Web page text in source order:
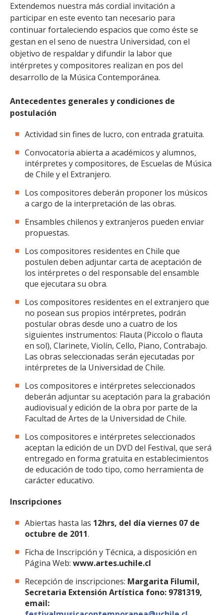
Extendemos nuestra más cordial invitación a
participar en este evento tan necesario para
continuar fortaleciendo espacios que como éste se
gestan en el seno de nuestra Universidad, con el
objetivo de respaldar y difundir la labor que
intérpretes y compositores realizan en pos del
desarrollo de la Música Contemporánea.
Antecedentes generales y condiciones de
postulación
Actividad sin fines de lucro, con entrada gratuita.
Convocatoria abierta a académicos y alumnos,
intérpretes y compositores, de Escuelas de Música
de Chile y el Extranjero.
Los compositores deberán proponer los músicos
a cargo de la interpretación de las obras.
Ensambles chilenos y extranjeros pueden enviar
propuestas.
Los compositores residentes en Chile que
postulen deben adjuntar carta de aceptación de
los intérpretes o del responsable del ensamble
que ejecutara su obra.
Los compositores residentes en el extranjero que
no posean sus propios intérpretes, podrán
postular obras desde uno a cuatro de los
siguientes instrumentos: Flauta (Piccolo o flauta
en sol), Clarinete, Violín, Cello, Piano, Contrabajo.
Las obras seleccionadas serán ejecutadas por
intérpretes de la Universidad de Chile.
Los compositores e intérpretes seleccionados
deberán adjuntar su aceptación para la grabación
audiovisual y edición de la obra por parte de la
Facultad de Artes de la Universidad de Chile.
Los compositores e intérpretes seleccionados
aceptan la edición de un DVD del Festival, que será
entregado en forma gratuita en establecimientos
de educación de todo tipo, como herramienta de
carácter educativo.
Inscripciones
Abiertas hasta las 12hrs, del día viernes 07 de
octubre de 2011.
Ficha de Inscripción y Técnica, a disposición en
Página Web: www.artes.uchile.cl
Recepción de inscripciones: Margarita Filumil,
Secretaria Extensión Artística fono: 9781319,
email: